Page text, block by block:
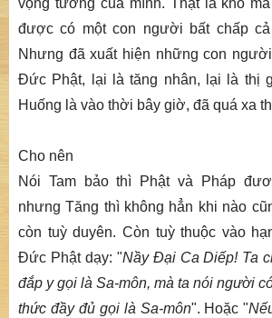
vọng tưởng của mình. Thật là khó
được có một con người bất chấp
Nhưng đã xuất hiện những con
Đức Phật, lại là tăng nhân, lại là thị
Huống là vào thời bây giờ, đã quá xa
Cho nên
Nói Tam bảo thì Phật và Pháp
nhưng Tăng thì không hẳn khi nào
còn tuỳ duyên. Còn tuỳ thuộc vào
Đức Phật dạy: "Nầy Ðại Ca Diếp! Ta
đắp y gọi là Sa-môn, mà ta nói người
thức đầy đủ gọi là Sa-môn". Hoặc "